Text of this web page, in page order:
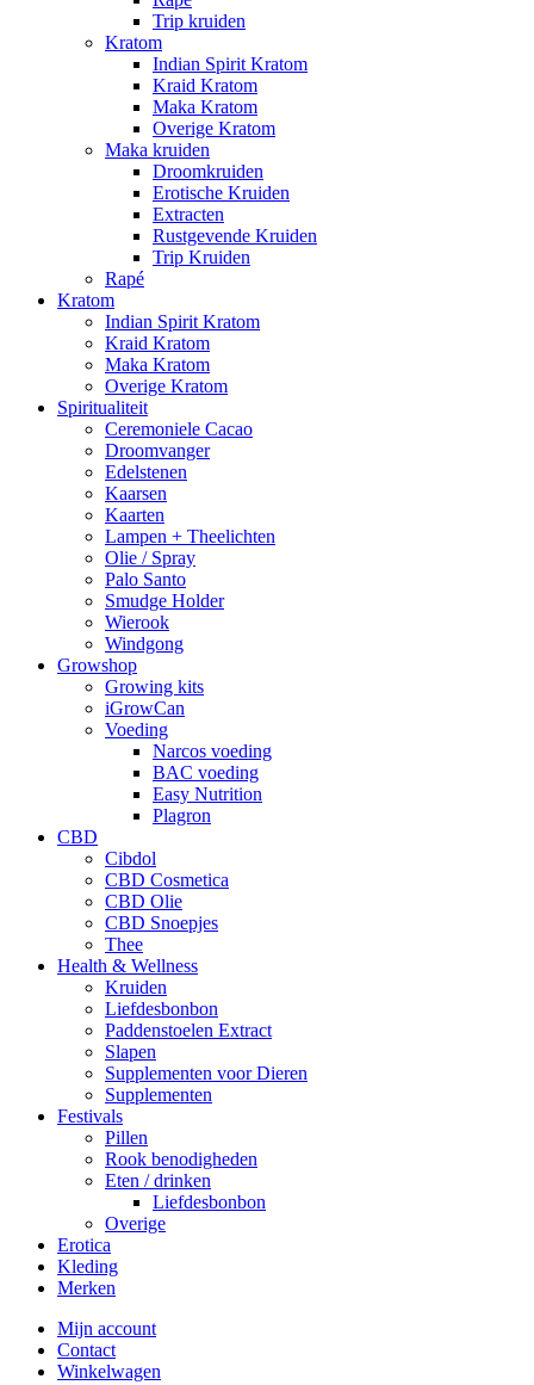
Trip kruiden
Kratom
Indian Spirit Kratom
Kraid Kratom
Maka Kratom
Overige Kratom
Maka kruiden
Droomkruiden
Erotische Kruiden
Extracten
Rustgevende Kruiden
Trip Kruiden
Rapé
Kratom
Indian Spirit Kratom
Kraid Kratom
Maka Kratom
Overige Kratom
Spiritualiteit
Ceremoniele Cacao
Droomvanger
Edelstenen
Kaarsen
Kaarten
Lampen + Theelichten
Olie / Spray
Palo Santo
Smudge Holder
Wierook
Windgong
Growshop
Growing kits
iGrowCan
Voeding
Narcos voeding
BAC voeding
Easy Nutrition
Plagron
CBD
Cibdol
CBD Cosmetica
CBD Olie
CBD Snoepjes
Thee
Health & Wellness
Kruiden
Liefdesbonbon
Paddenstoelen Extract
Slapen
Supplementen voor Dieren
Supplementen
Festivals
Pillen
Rook benodigheden
Eten / drinken
Liefdesbonbon
Overige
Erotica
Kleding
Merken
Mijn account
Contact
Winkelwagen